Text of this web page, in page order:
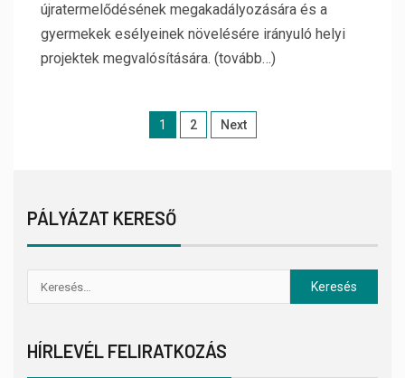
újratermelődésének megakadályozására és a
gyermekek esélyeinek növelésére irányuló helyi
projektek megvalósítására. (tovább…)
1 2 Next
PÁLYÁZAT KERESŐ
HÍRLEVÉL FELIRATKOZÁS